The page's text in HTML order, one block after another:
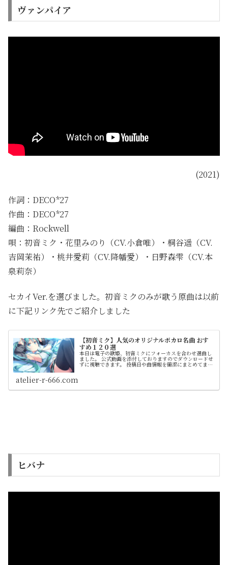
ヴァンパイア
(2021)
作詞：DECO*27
作曲：DECO*27
編曲：Rockwell
唄：初音ミク・花里みのり（CV.小倉唯）・桐谷遥（CV.
吉岡茉祐）・桃井愛莉（CV.降幡愛）・日野森雫（CV.本
泉莉奈）
セカイVer.を選びました。初音ミクのみが歌う原曲は以前
に下記リンク先でご紹介しました
【初音ミク】人気のオリジナルボカロ名曲 おす
すめ１２０選
本日は電子の歌姫、初音ミクにフォーカスを合わせ選曲し
ました。 公式動画を添付しておりますのでダウンロードせ
ずに視聴できます。 投稿日や曲情報を簡潔にまとめてま
atelier-r-666.com
ヒバナ